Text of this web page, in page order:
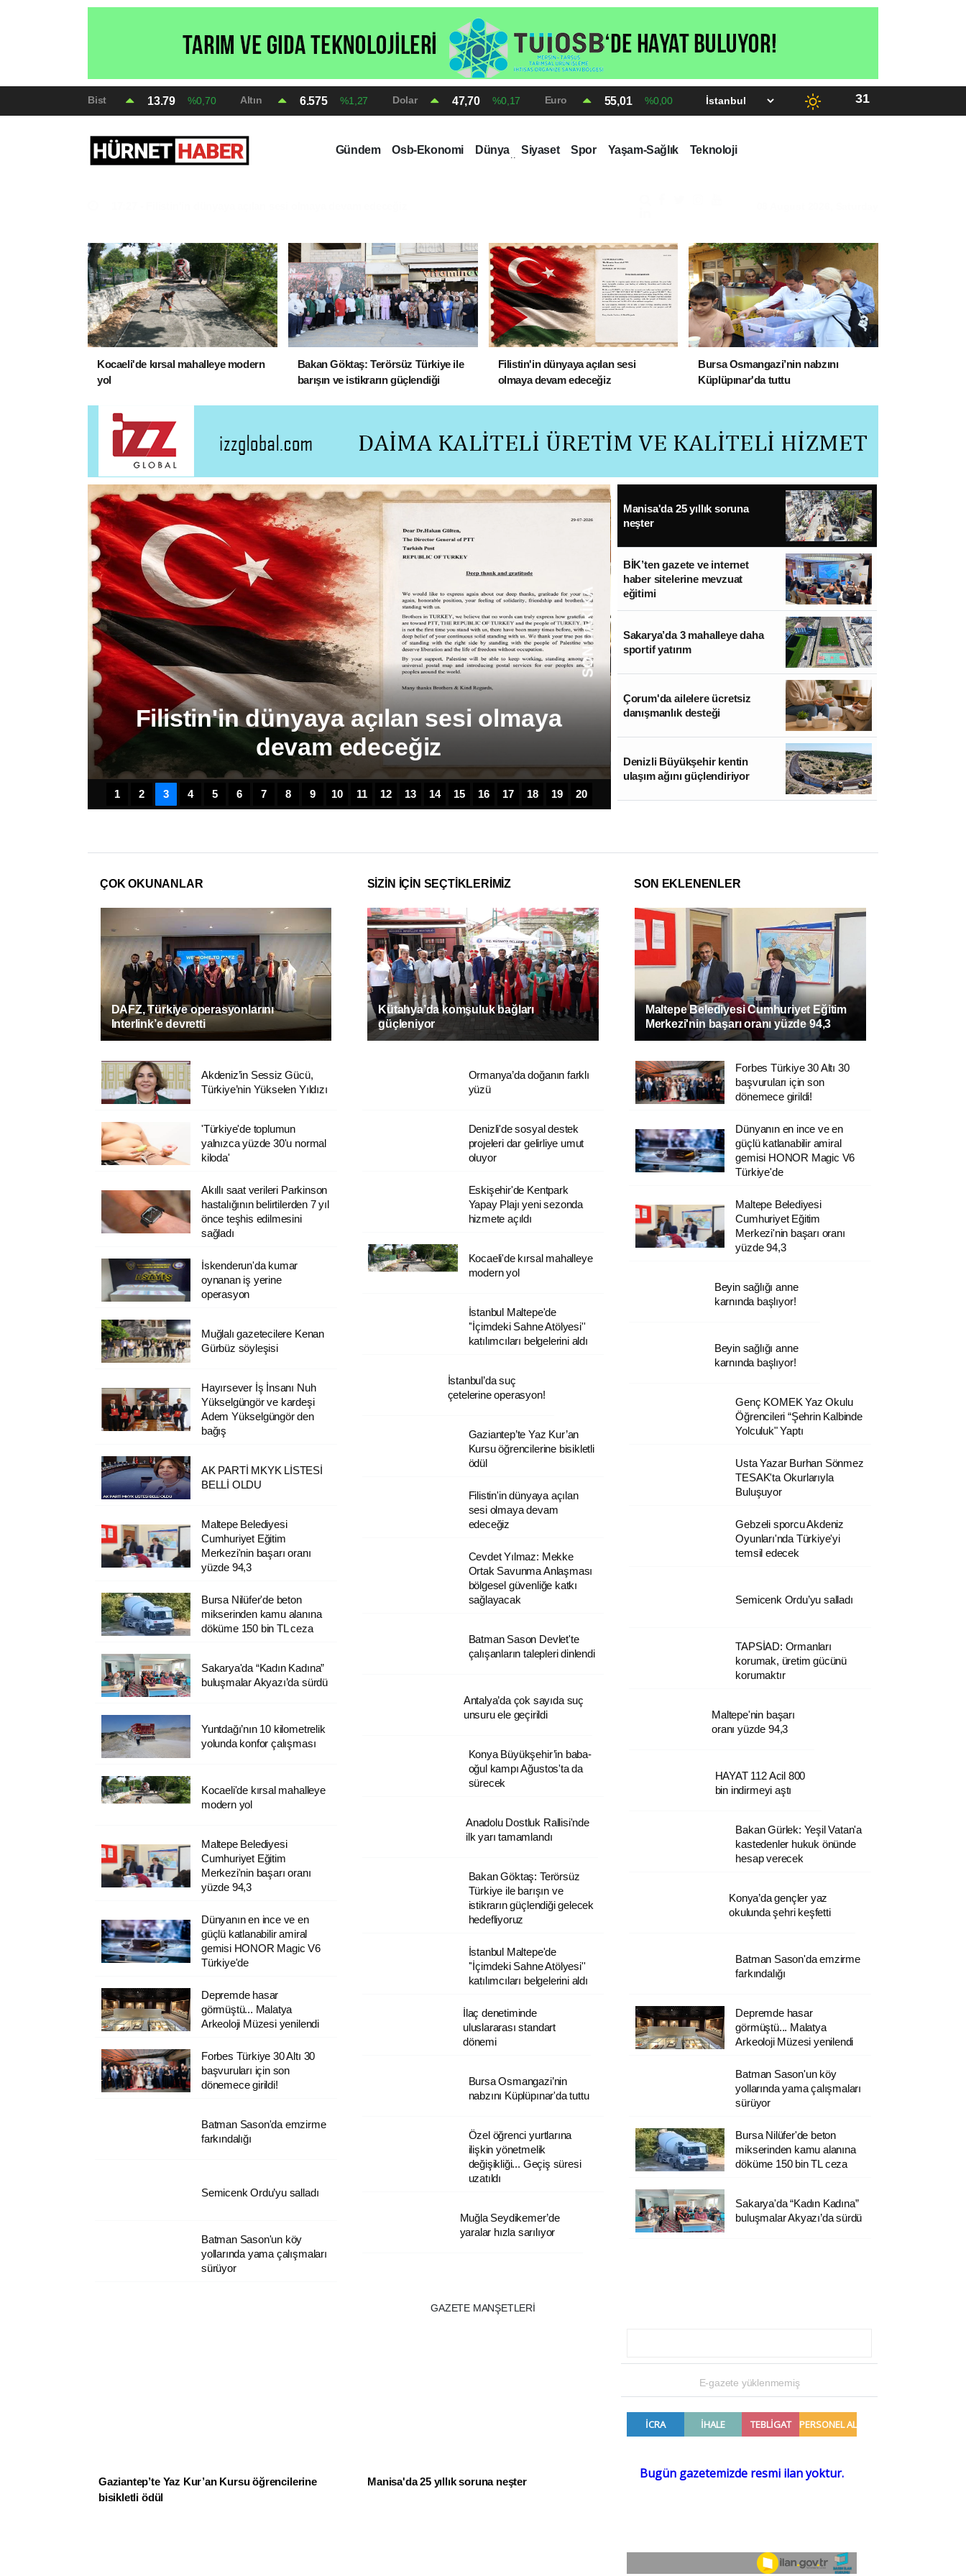
Bist 13.79 %0,70 Altın 6.575 %1,27 Dolar 47,70 %0,17 Euro 55,01 %0,00 31
Gündem Osb-Ekonomi Dünya Siyaset Spor Yaşam-Sağlık
Teknoloji
Kocaeli'de kırsal mahalleye modern
yol
Bakan Göktaş: Terörsüz Türkiye ile
barışın ve istikrarın güçlendiği
Filistin'in dünyaya açılan sesi
olmaya devam edeceğiz
Bursa Osmangazi’nin nabzını
Küplüpınar'da tuttu
SON DAKİKA
Bursa Osmangazi’nin nabzını
Küplüpınar'da tuttu
İlaç denetiminde
dönemi
1 2 3 4 5 6 7 8 9 10 11 12 13 14 15 16 17 18 19 20
Manisa'da 25 yıllık soruna
neşter
BİK’ten gazete ve internet
haber sitelerine mevzuat
eğitimi
Sakarya’da 3 mahalleye daha
sportif yatırım
Çorum'da ailelere ücretsiz
danışmanlık desteği
Denizli Büyükşehir kentin
ulaşım ağını güçlendiriyor
ÇOK OKUNANLAR
DAFZ, Türkiye operasyonlarını
Interlink’e devretti
Akdeniz’in Sessiz Gücü,
Türkiye’nin Yükselen Yıldızı
'Türkiye'de toplumun
yalnızca yüzde 30'u normal
kiloda'
Akıllı saat verileri Parkinson
hastalığının belirtilerden 7 yıl
önce teşhis edilmesini
sağladı
İskenderun'da kumar
oynanan iş yerine
operasyon
Muğlalı gazetecilere Kenan
Gürbüz söyleşisi
Hayırsever İş İnsanı Nuh
Yükselgüngör ve kardeşi
Adem Yükselgüngör den
bağış
AK PARTİ MKYK LİSTESİ
BELLİ OLDU
Maltepe Belediyesi
Cumhuriyet Eğitim
Merkezi'nin başarı oranı
yüzde 94,3
Bursa Nilüfer'de beton
mikserinden kamu alanına
döküme 150 bin TL ceza
Sakarya'da “Kadın Kadına”
buluşmalar Akyazı’da sürdü
Yuntdağı’nın 10 kilometrelik
yolunda konfor çalışması
Kocaeli'de kırsal mahalleye
modern yol
Maltepe Belediyesi
Cumhuriyet Eğitim
Merkezi'nin başarı oranı
yüzde 94,3
Dünyanın en ince ve en
güçlü katlanabilir amiral
gemisi HONOR Magic V6
Türkiye'de
Depremde hasar
görmüştü... Malatya
Arkeoloji Müzesi yenilendi
Forbes Türkiye 30 Altı 30
başvuruları için son
dönemece girildi!
Batman Sason'da emzirme
farkındalığı
Semicenk Ordu’yu salladı
Batman Sason'un köy
yollarında yama çalışmaları
sürüyor
SİZİN İÇİN SEÇTİKLERİMİZ
Kütahya’da komşuluk bağları
güçleniyor
Ormanya’da doğanın farklı
yüzü
Denizli'de sosyal destek
projeleri dar gelirliye umut
oluyor
Eskişehir'de Kentpark
Yapay Plajı yeni sezonda
hizmete açıldı
Kocaeli'de kırsal mahalleye
modern yol
İstanbul Maltepe'de
''İçimdeki Sahne Atölyesi''
katılımcıları belgelerini aldı
İstanbul’da suç çetelerine
operasyon!
Gaziantep’te Yaz Kur’an
Kursu öğrencilerine bisikletli
ödül
Filistin'in dünyaya açılan
sesi olmaya devam
edeceğiz
Cevdet Yılmaz: Mekke
Ortak Savunma Anlaşması
bölgesel güvenliğe katkı
sağlayacak
Batman Sason Devlet'te
çalışanların talepleri dinlendi
Antalya’da çok sayıda suç
unsuru ele geçirildi
Konya Büyükşehir’in baba-
oğul kampı Ağustos'ta da
sürecek
Anadolu Dostluk Rallisi'nde
ilk yarı tamamlandı
Bakan Göktaş: Terörsüz
Türkiye ile barışın ve
istikrarın güçlendiği gelecek
hedefliyoruz
İstanbul Maltepe'de
''İçimdeki Sahne Atölyesi''
katılımcıları belgelerini aldı
İlaç denetiminde
uluslararası standart
dönemi
Bursa Osmangazi’nin
nabzını Küplüpınar'da tuttu
Özel öğrenci yurtlarına
ilişkin yönetmelik
değişikliği... Geçiş süresi
uzatıldı
Muğla Seydikemer’de
yaralar hızla sarılıyor
SON EKLENENLER
Maltepe Belediyesi Cumhuriyet Eğitim
Merkezi'nin başarı oranı yüzde 94,3
Forbes Türkiye 30 Altı 30
başvuruları için son
dönemece girildi!
Dünyanın en ince ve en
güçlü katlanabilir amiral
gemisi HONOR Magic V6
Türkiye'de
Maltepe Belediyesi
Cumhuriyet Eğitim
Merkezi'nin başarı oranı
yüzde 94,3
Beyin sağlığı anne
karnında başlıyor!
Beyin sağlığı anne
karnında başlıyor!
Genç KOMEK Yaz Okulu
Öğrencileri “Şehrin Kalbinde
Yolculuk" Yaptı
Usta Yazar Burhan Sönmez
TESAK'ta Okurlarıyla
Buluşuyor
Gebzeli sporcu Akdeniz
Oyunları'nda Türkiye'yi
temsil edecek
Semicenk Ordu’yu salladı
TAPSİAD: Ormanları
korumak, üretim gücünü
korumaktır
Maltepe'nin başarı
oranı yüzde 94,3
HAYAT 112 Acil 800
bin indirmeyi aştı
Bakan Gürlek: Yeşil Vatan'a
kastedenler hukuk önünde
hesap verecek
Konya’da gençler yaz
okulunda şehri keşfetti
Batman Sason'da emzirme
farkındalığı
Depremde hasar
görmüştü... Malatya
Arkeoloji Müzesi yenilendi
Batman Sason'un köy
yollarında yama çalışmaları
sürüyor
Bursa Nilüfer'de beton
mikserinden kamu alanına
döküme 150 bin TL ceza
Sakarya'da “Kadın Kadına”
buluşmalar Akyazı’da sürdü
GAZETE MANŞETLERİ
Gaziantep’te Yaz Kur’an Kursu öğrencilerine
bisikletli ödül
Manisa'da 25 yıllık soruna neşter
E-gazete yüklenmemiş